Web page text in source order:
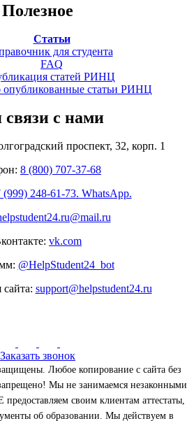
Полезное
Статьи
для студента
FAQ
статей РИНЦ
опубликованные статьи РИНЦ
связи с нами
проспект, 32, корп. 1
8 (800) 707-37-68
(999) 248-61-73. WhatsApp.
vk.com
@HelpStudent24_bot
support@helpstudent24.ru
Заказать звонок
Любое копирование с сайта без
Мы не занимаемся незаконными
своим клиентам аттестаты,
об образовании. Мы действуем в